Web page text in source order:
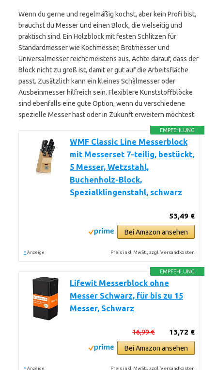
Wenn du gerne und regelmäßig kochst, aber kein Profi bist,
brauchst du Messer und einen Block, die vielseitig und
praktisch sind. Ein Holzblock mit festen Schlitzen für
Standardmesser wie Kochmesser, Brotmesser und
Universalmesser reicht meistens aus. Achte darauf, dass der
Block nicht zu groß ist, damit er gut auf die Arbeitsfläche
passt. Zusätzlich kann ein kleines Schälmesser oder
Ausbeinmesser hilfreich sein. Flexiblere Kunststoffblöcke
sind ebenfalls eine gute Option, wenn du verschiedene
spezielle Messer hast oder in Zukunft erweitern möchtest.
EMPFEHLUNG
WMF Classic Line Messerblock
mit Messerset 7-teilig, bestückt,
5 Messer, Wetzstahl,
Buchenholz-Block,
Spezialklingenstahl, schwarz
53,49 €
Bei Amazon ansehen
* Anzeige Preis inkl. MwSt., zzgl. Versandkosten
EMPFEHLUNG
Lifewit Messerblock ohne
Messer Schwarz, für bis zu 15
Messer, Schwarz
13,72 €
16,99 €
Bei Amazon ansehen
* Anzeige Preis inkl. MwSt., zzgl. Versandkosten